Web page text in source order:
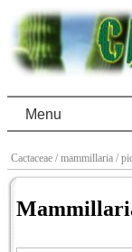
Menu
Cactaceae / mammillaria /